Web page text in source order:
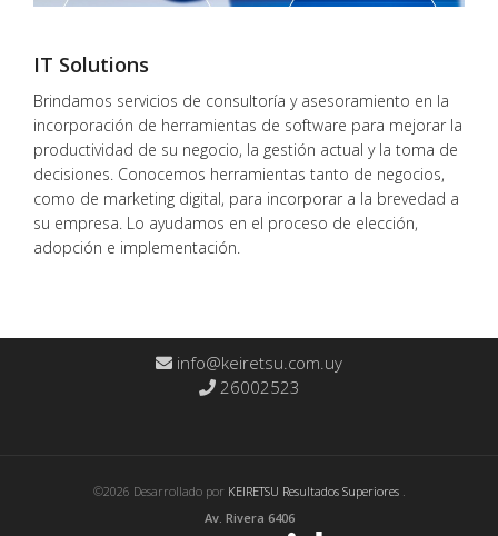
IT Solutions
Brindamos servicios de consultoría y asesoramiento en la
incorporación de herramientas de software para mejorar la
productividad de su negocio, la gestión actual y la toma de
decisiones. Conocemos herramientas tanto de negocios,
como de marketing digital, para incorporar a la brevedad a
su empresa. Lo ayudamos en el proceso de elección,
adopción e implementación.
info@keiretsu.com.uy
26002523
©2026 Desarrollado por KEIRETSU Resultados Superiores
Av. Rivera 6406